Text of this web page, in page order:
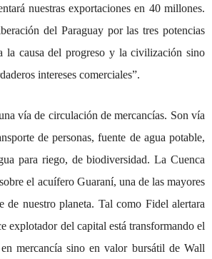
nuestras exportaciones en 40 millones.
del Paraguay por las tres potencias
la causa del progreso y la civilización sino
intereses comerciales”.
vía de circulación de mercancías. Son vía
de personas, fuente de agua potable,
para riego, de biodiversidad. La Cuenca
el acuífero Guaraní, una de las mayores
de nuestro planeta. Tal como Fidel alertara
explotador del capital está transformando el
mercancía sino en valor bursátil de Wall